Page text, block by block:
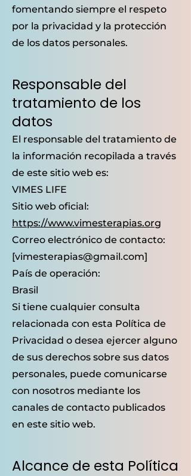
fomentando siempre el respeto
por la privacidad y la protección
de los datos personales.
Responsable del
tratamiento de los
datos
El responsable del tratamiento de
la información recopilada a través
de este sitio web es:
VIMES LIFE
Sitio web oficial:
https://www.vimesterapias.org
Correo electrónico de contacto:
[vimesterapias@gmail.com]
País de operación:
Brasil
Si tiene cualquier consulta
relacionada con esta Política de
Privacidad o desea ejercer alguno
de sus derechos sobre sus datos
personales, puede comunicarse
con nosotros mediante los
canales de contacto publicados
en este sitio web.
Alcance de esta Política